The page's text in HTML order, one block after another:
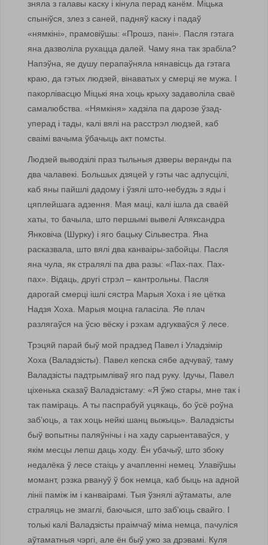
зняла з галавы каску і кінула перад канём. Міцька
спыніўся, злез з саней, падняў каску і падаў
«нямкіні», прамовіўшы: «Прошэ, пані». Пасля гэтага
яна дазволіла рухацца далей. Чаму яна так зрабіла?
Напэўна, яе душу перапаўняла нянавісць да гэтага
краю, да гэтых людзей, вінаватых у смерці яе мужа. І
пакорлівасцю Міцькі яна хоць крыху задаволіла сваё
самалюбства. «Нямкіня» хадзіла па дарозе ўзад-
уперад і тады, калі вялі на расстрэл людзей, каб
сваімі вачыма ўбачыць акт помсты.
Людзей выводзілі праз тыльныя дзверы веранды па
два чалавекі. Большых дзяцей у гэты час адпусцілі,
каб яны пайшлі дадому і ўзялі што-небудзь з яды і
цяплейшага адзення. Мая маці, калі ішла да сваёй
хаты, то бачыла, што першымі вывелі Аляксандра
Янковіча (Шурку) і яго бацьку Сільвестра. Яна
расказвала, што вялі два канваіры-забойцы. Пасля
яна чула, як стралялі па два разы: «Пах-пах. Пах-
пах». Відаць, другі стрэл – кантрольны. Пасля
дарогай смерці ішлі сястра Марыя Хоха і яе цётка
Надзя Хоха. Марыя моцна галасіла. Яе плач
разлягаўся на ўсю вёску і рэхам адгукваўся ў лесе.
Трэцяй парай быў мой прадзед Павел і Уладзімір
Хоха (Валадзісты). Павел кепска сябе адчуваў, таму
Валадзісты падтрымліваў яго пад руку. Ідучы, Павел
ціхенька сказаў Валадзістаму: «Я ўжо стары, мне так і
так паміраць. А ты паспрабуй уцякаць, бо ўсё роўна
заб’юць, а так хоць нейкі шанц выжыць». Валадзісты
быў вопытны паляўнічы і на хаду сарыентаваўся, у
якім месцы лепш даць ходу. Ён убачыў, што збоку
недалёка ў лесе стаіць у ачапленні немец. Улавіўшы
момант, рэзка рвануў ў бок немца, каб быць на адной
лініі паміж ім і канваірамі. Тыя ўзнялі аўтаматы, але
страляць не змаглі, баючыся, што заб’юць свайго. І
толькі калі Валадзісты праімчаў міма немца, пачуліся
аўтаматныя чэргі, але ён быў ужо за дрэвамі. Куля